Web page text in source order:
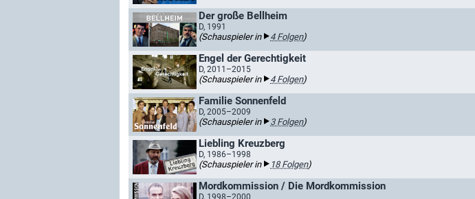
Der große Bellheim
D, 1991
(Schauspieler in 4 Folgen)
Engel der Gerechtigkeit
D, 2011–2015
(Schauspieler in 4 Folgen)
Familie Sonnenfeld
D, 2005–2009
(Schauspieler in 3 Folgen)
Liebling Kreuzberg
D, 1986–1998
(Schauspieler in 18 Folgen)
Mordkommission / Die Mordkommission
D, 1998–2000